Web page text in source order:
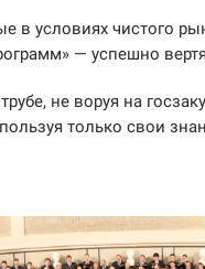
в условиях чистого
— успешно
не воруя на
только свои